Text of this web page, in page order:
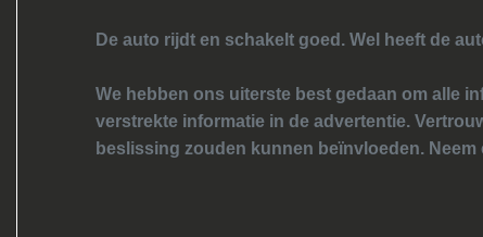
De auto rijdt en schakelt goed. Wel heeft de
We hebben ons uiterste best gedaan om alle
verstrekte informatie in de advertentie.
beslissing zouden kunnen beïnvloeden.